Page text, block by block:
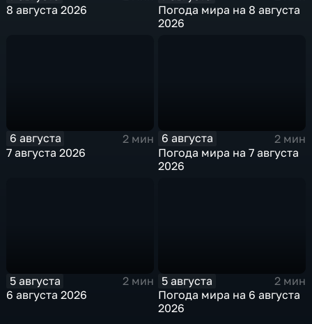
8 августа 2026
Погода мира на 8 августа
2026
6 августа
2 мин
7 августа 2026
6 августа
2 мин
Погода мира на 7 августа
2026
5 августа
2 мин
6 августа 2026
5 августа
2 мин
Погода мира на 6 августа
2026